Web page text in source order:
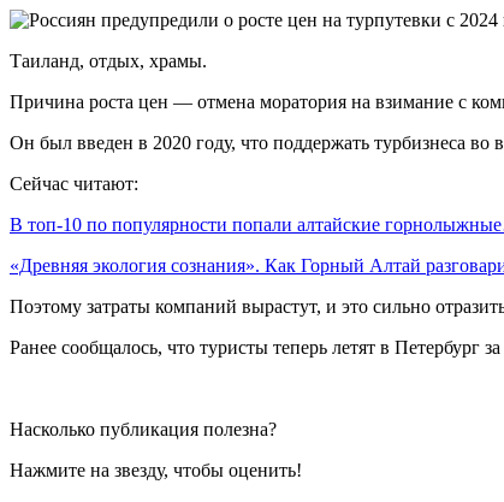
Таиланд, отдых, храмы.
Причина роста цен — отмена моратория на взимание с
Он был введен в 2020 году, что поддержать турбизнеса во
Сейчас читают:
В топ-10 по популярности попали алтайские
«Древняя экология сознания». Как Горный Алтай
Поэтому затраты компаний вырастут, и это сильно
Ранее сообщалось, что туристы теперь летят в
Насколько публикация полезна?
Нажмите на звезду, чтобы оценить!